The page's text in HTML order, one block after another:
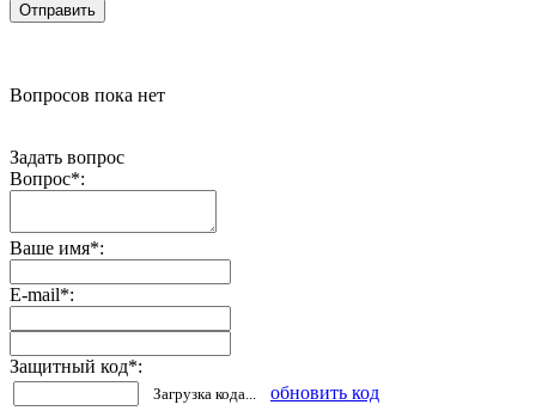
Вопросов пока нет
Задать вопрос
Вопрос*:
Ваше имя*:
E-mail*:
Защитный код*:
Загрузка кода... обновить код